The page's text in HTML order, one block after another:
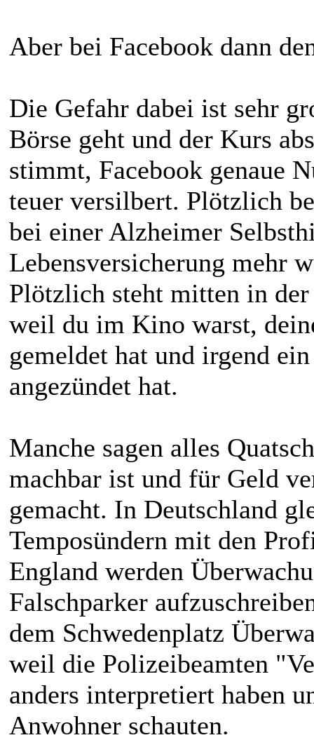
Aber bei Facebook dann
Die Gefahr dabei ist sehr
Börse geht und der Kurs
stimmt, Facebook genaue
teuer versilbert. Plötzlich
bei einer Alzheimer
Lebensversicherung mehr
Plötzlich steht mitten in
weil du im Kino warst,
gemeldet hat und irgend
angezündet hat.
Manche sagen alles
machbar ist und für Geld
gemacht. In Deutschland
Temposündern mit den
England werden
Falschparker
dem Schwedenplatz
weil die Polizeibeamten
anders interpretiert haben
Anwohner schauten.